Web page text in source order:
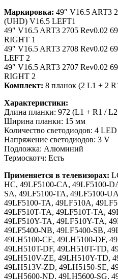
Маркировка: 49″ V16.5 ART3
(UHD) V16.5 LEFT1
49″ V16.5 ART3 2705 Rev0.02
RIGHT 1
49″ V16.5 ART3 2708 Rev0.02
LEFT 2
49″ V16.5 ART3 2707 Rev0.02
RIGHT 2
Комплект: 8 планок (2 L1 + 2
Характеристики:
Длина планки: 972 (L1 + R1 /
Ширина планки: 15 мм
Количество светодиодов: 4 LED
Напряжение светодиодов: 3 V
Подложка: Алюминий
Термоскотч: Есть
Применяется в телевизорах:
НС, 49LF5100-CA, 49LF5100-
SA, 49LF5100-TA, 49LF5100-
49LF5100-ТА, 49LF510A,
49LF510T-TA, 49LF510T-ТА,
49LF510Y-TA, 49LF510Y-ТА,
49LF5400-NB, 49LF5400-SB,
49LH5100-CE, 49LH5100-DF,
49LH510T-DF, 49LH510T-TD,
49LH510V-ZE, 49LH510Y-TD,
49LH513V-ZD, 49LH5150-SE,
49LH5600-ND, 49LH5600-SG,